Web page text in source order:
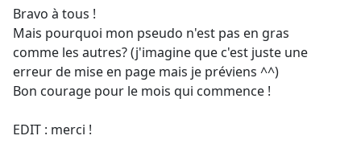
Bravo à tous !
Mais pourquoi mon pseudo n'est pas en gras
comme les autres? (j'imagine que c'est juste une
erreur de mise en page mais je préviens ^^)
Bon courage pour le mois qui commence !
EDIT : merci !